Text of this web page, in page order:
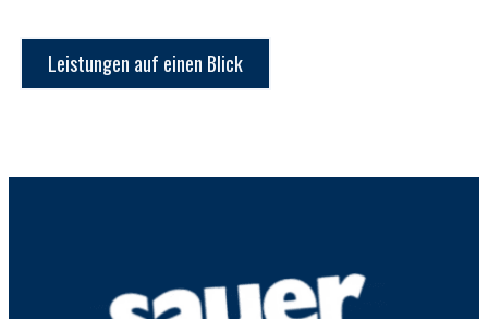
Leistungen auf einen Blick